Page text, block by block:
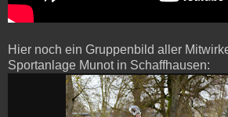
Hier noch ein Gruppenbild aller
Sportanlage Munot in Schaffhausen: